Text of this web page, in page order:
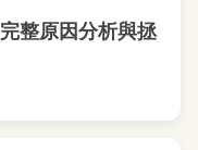
整原因分析與拯